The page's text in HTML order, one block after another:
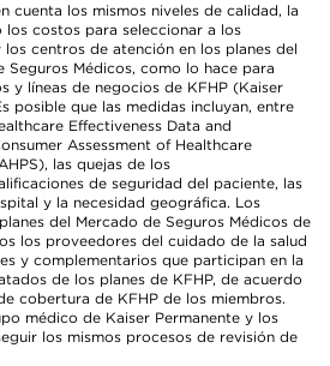
cuenta los mismos niveles de calidad, la
costos para seleccionar a los
centros de atención en los planes del
Seguros Médicos, como lo hace para
y líneas de negocios de KFHP (Kaiser
posible que las medidas incluyan, entre
Effectiveness Data and
Assessment of Healthcare
las quejas de los
de seguridad del paciente, las
y la necesidad geográfica. Los
del Mercado de Seguros Médicos de
los proveedores del cuidado de la salud
y complementarios que participan en la
de los planes de KFHP, de acuerdo
cobertura de KFHP de los miembros.
médico de Kaiser Permanente y los
los mismos procesos de revisión de